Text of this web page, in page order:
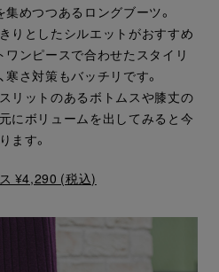
めつつあるロングブーツ。
りとしたシルエットがおすすめ
ワンピースで合わせたスタイリ
さ対策もバッチリです。
リットのあるボトムスや膝丈の
にボリュームを出してみると今
ます。
¥4,290 (税込)